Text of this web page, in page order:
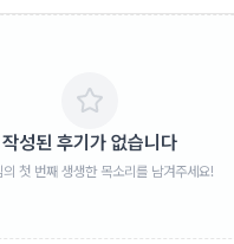
작성된 후기가 없습니다
의 첫 번째 생생한 목소리를 남겨주세요!